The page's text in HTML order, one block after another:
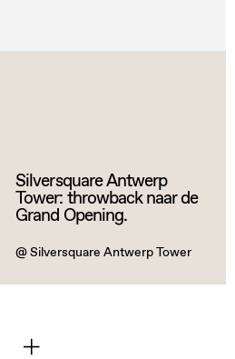
Silversquare Antwerp
Tower: throwback naar de
Grand Opening.
@ Silversquare Antwerp Tower